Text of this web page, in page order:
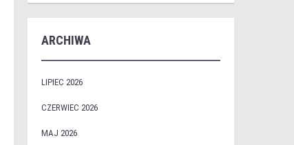
ARCHIWA
LIPIEC 2026
CZERWIEC 2026
MAJ 2026